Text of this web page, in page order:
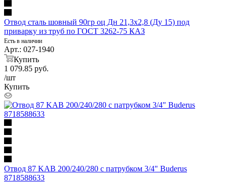
Отвод сталь шовный 90гр оц Дн 21,3х2,8 (Ду 15) под
приварку из труб по ГОСТ 3262-75 КАЗ
Есть в наличии
Арт.: 027-1940
Купить
1 079.85 руб.
/шт
Купить
Отвод 87 KAB 200/240/280 с патрубком 3/4" Buderus
8718588633